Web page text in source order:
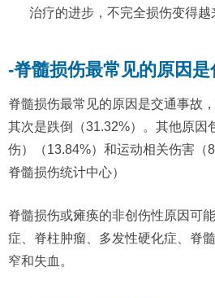
治疗的进步，不完全损伤变得越
-脊髓损伤最常见的原因是
脊髓损伤最常见的原因是交通事故
其次是跌倒（31.32%）。其他原因
伤）（13.84%）和运动相关伤害（
脊髓损伤统计中心）
脊髓损伤或瘫痪的非创伤性原因可
症、脊柱肿瘤、多发性硬化症、脊
窄和失血。